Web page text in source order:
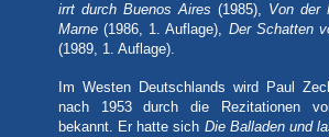
irrt durch Buenos Aires (1985), Von der
Marne (1986, 1. Auflage), Der Schatten
(1989, 1. Auflage).
Im Westen Deutschlands wird Paul
nach 1953 durch die Rezitationen
bekannt. Er hatte sich Die Balladen und